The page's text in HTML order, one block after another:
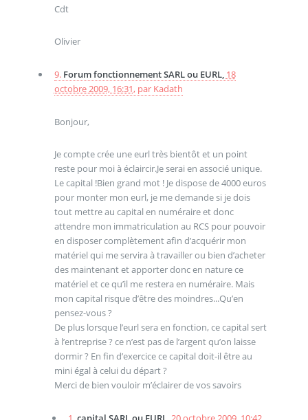
Cdt
Olivier
9. Forum fonctionnement SARL ou EURL, 18
octobre 2009, 16:31, par Kadath
Bonjour,
Je compte crée une eurl très bientôt et un point
reste pour moi à éclaircir.Je serai en associé unique.
Le capital !Bien grand mot ! Je dispose de 4000 euros
pour monter mon eurl, je me demande si je dois
tout mettre au capital en numéraire et donc
attendre mon immatriculation au RCS pour pouvoir
en disposer complètement afin d’acquérir mon
matériel qui me servira à travailler ou bien d’acheter
des maintenant et apporter donc en nature ce
matériel et ce qu’il me restera en numéraire. Mais
mon capital risque d’être des moindres...Qu’en
pensez-vous ?
De plus lorsque l’eurl sera en fonction, ce capital sert
à l’entreprise ? ce n’est pas de l’argent qu’on laisse
dormir ? En fin d’exercice ce capital doit-il être au
mini égal à celui du départ ?
Merci de bien vouloir m’éclairer de vos savoirs